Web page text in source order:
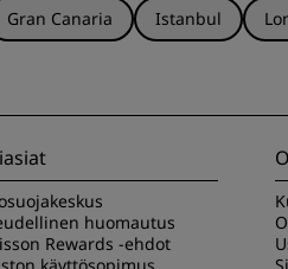
Gran Canaria Istanbul
huomautus
Rewards -ehdot